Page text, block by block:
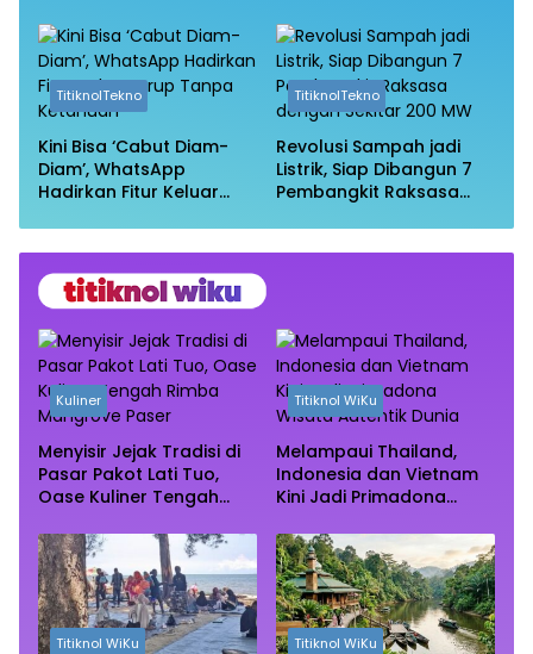
Aman?
TitiknolTekno
Kini Bisa ‘Cabut Diam-
Diam’, WhatsApp
Hadirkan Fitur Keluar
TitiknolTekno
Revolusi Sampah jadi
Listrik, Siap Dibangun 7
Pembangkit Raksasa
Kuliner
Menyisir Jejak Tradisi di
Pasar Pakot Lati Tuo,
Oase Kuliner Tengah
Titiknol WiKu
Melampaui Thailand,
Indonesia dan Vietnam
Kini Jadi Primadona
Titiknol WiKu Titiknol WiKu